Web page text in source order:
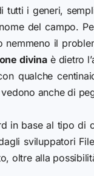
i generi,
del campo.
il
divinaè dietro
qualche
vedono anche di
in base al tipo di
sviluppatori
oltre alla